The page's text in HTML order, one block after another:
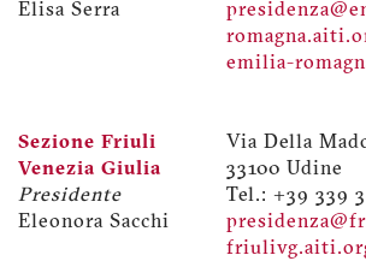
Elisa Serra
emilia-
Sezione Friuli
Venezia Giulia
Presidente
Eleonora Sacchi
Via Della
33100 Udine
Tel.: +39 339